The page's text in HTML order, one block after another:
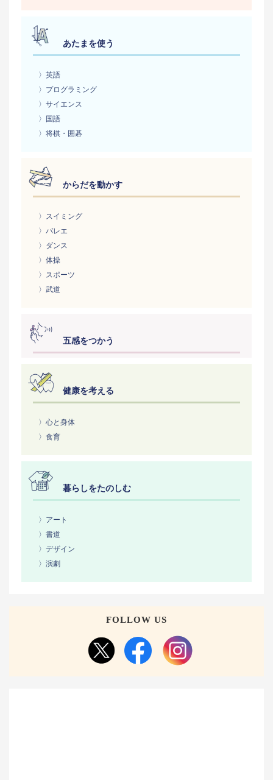
あたまを使う
〉英語
〉プログラミング
〉サイエンス
〉国語
〉将棋・囲碁
からだを動かす
〉スイミング
〉バレエ
〉ダンス
〉体操
〉スポーツ
〉武道
五感をつかう
健康を考える
〉心と身体
〉食育
暮らしをたのしむ
〉アート
〉書道
〉デザイン
〉演劇
FOLLOW US